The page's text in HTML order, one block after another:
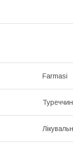
Farmasi